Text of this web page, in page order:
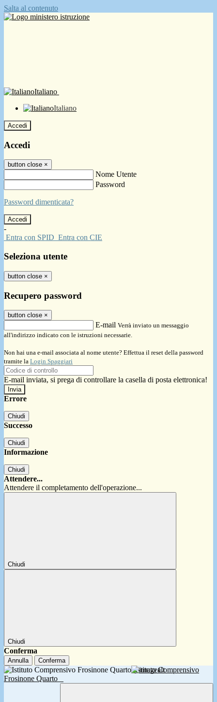
Salta al contenuto
Italiano
Italiano
Accedi
Accedi
button close ×
Nome Utente
Password
Password dimenticata?
-
Entra con SPID Entra con CIE
Seleziona utente
button close ×
Recupero password
button close ×
E-mail Verrà inviato un messaggio
all'indirizzo indicato con le istruzioni necessarie.
Non hai una e-mail associata al nome utente? Effettua il reset della password
tramite la Login Spaggiari
E-mail inviata, si prega di controllare la casella di posta elettronica!
Errore
Chiudi
Successo
Chiudi
Informazione
Chiudi
Attendere...
Attendere il completamento dell'operazione...
Chiudi
Chiudi
Conferma
Annulla Conferma
Istituto Comprensivo
Frosinone Quarto